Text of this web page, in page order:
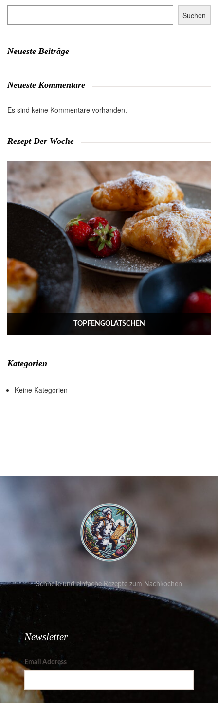
Suchen
Neueste Beiträge
Neueste Kommentare
Es sind keine Kommentare vorhanden.
Rezept Der Woche
TOPFENGOLATSCHEN
Kategorien
Keine Kategorien
Schnelle und einfache Rezepte zum Nachkochen
Newsletter
Email Address